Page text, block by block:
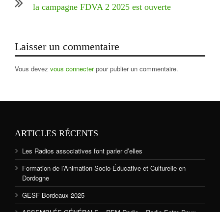
la campagne FDVA 2 2025 est ouverte
Laisser un commentaire
Vous devez vous connecterpour publier un commentaire.
ARTICLES RÉCENTS
Les Radios associatives font parler d’elles
Formation de l’Animation Socio-Éducative et Culturelle en
Dordogne
GESF Bordeaux 2025